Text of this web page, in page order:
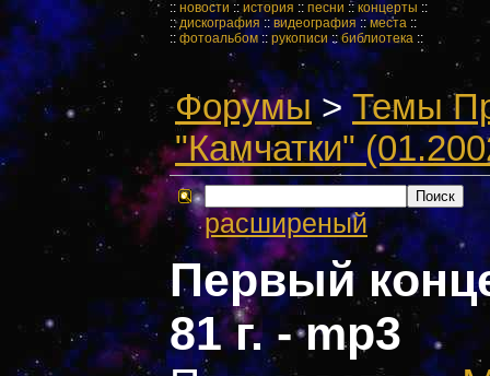
:: новости :: история :: песни :: концерты ::
::дискография :: видеография ::места ::
:: фотоальбом::рукописи::библиотека ::
Форумы> Темы
"Камчатки"
расширеный
Первый
81 г. - mp3